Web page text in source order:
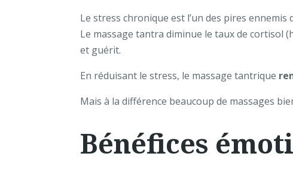
Le stress chronique est l’un des pires ennemis
Le massage tantra diminue le taux de cortisol
et guérit.
En réduisant le stress, le massage tantrique
Mais à la différence beaucoup de massages
Bénéfices